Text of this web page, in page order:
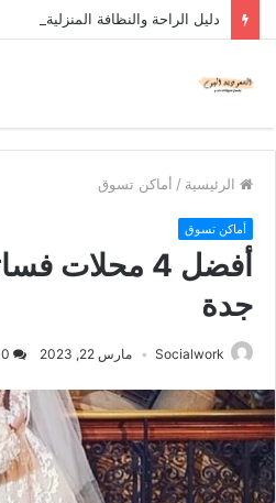
دليل الراحة والنظافة المنزلية
الرئيسية / أماكن تسوق
أماكن تسوق
أفضل 4
جدة
Socialwork مارس 22, 2023